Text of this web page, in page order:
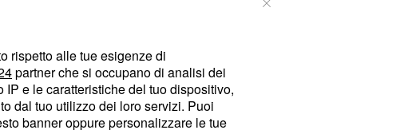
rispetto alle tue esigenze di
partner che si occupano di analisi dei
e le caratteristiche del tuo dispositivo,
dal tuo utilizzo dei loro servizi. Puoi
banner oppure personalizzare le tue